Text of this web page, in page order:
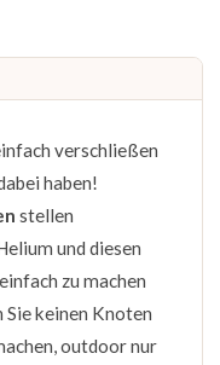
verschließen
haben!
stellen
und diesen
zu machen
keinen Knoten
outdoor nur